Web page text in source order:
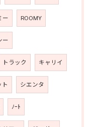
ー ROOMY
ー
トラック キャリイ
ト シエンタ
ﾉｰﾄ